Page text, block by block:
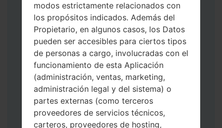
Descargue a su PC: la última versión de
Odin 3.
A continuación, extraiga el archivo de
firmware.
Debe obtener 1 (si es archivo 1, elíjalo aquí)
o 5 (si es archivo 5, selecciónelo aquí):
AP: "Sistema y Recuperación"
CP: "Módem y Radio"
CSC _ ***: "País y región y operador"
HOME_CSC _ ***: "País y regióny
modos estrictamente relacionados con
los propósitos indicados. Además del
Propietario, en algunos casos, los Datos
pueden ser accesibles para ciertos tipos
de personas a cargo, involucradas con el
funcionamiento de esta Aplicación
(administración, ventas, marketing,
administración legal y del sistema) o
partes externas (como terceros
proveedores de servicios técnicos,
carteros, proveedores de hosting,